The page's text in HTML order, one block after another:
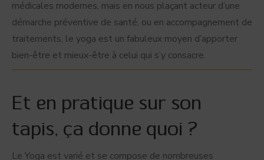
médicales modernes, mais en nous plaçant acteur d’une
démarche préventive de santé, ou en accompagnement de
traitements, le yoga est un fabuleux moyen d’apporter
bien-être et mieux-être à celui qui s’y consacre.
Et en pratique sur son
tapis, ça donne quoi ?
Le Yoga est varié et se compose de nombreuses